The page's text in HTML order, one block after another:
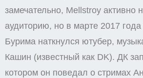
замечательно, Mellstroy активно
аудиторию, но в марте 2017 года
Бурима наткнулся ютубер,
Кашин (известный как DK). ДК
котором он поведал о стримах